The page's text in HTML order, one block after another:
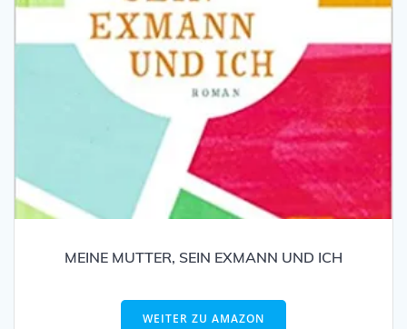
MEINE MUTTER, SEIN EXMANN UND ICH
WEITER ZU AMAZON